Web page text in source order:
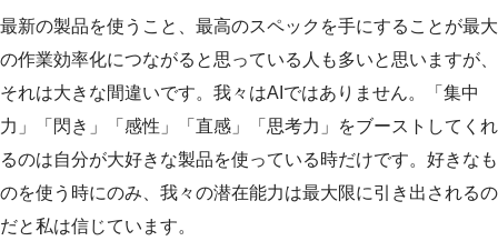
最新の製品を使うこと、最高のスペックを手にすることが最大
の作業効率化につながると思っている人も多いと思いますが、
それは大きな間違いです。我々はAIではありません。「集中
力」「閃き」「感性」「直感」「思考力」をブーストしてくれ
るのは自分が大好きな製品を使っている時だけです。好きなも
のを使う時にのみ、我々の潜在能力は最大限に引き出されるの
だと私は信じています。